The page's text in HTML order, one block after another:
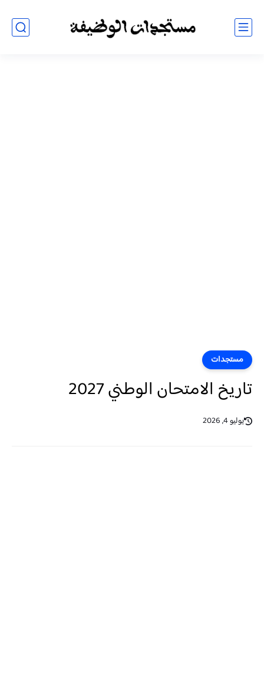
مستجدات
تاريخ الامتحان الوطني 2027
يوليو 4, 2026